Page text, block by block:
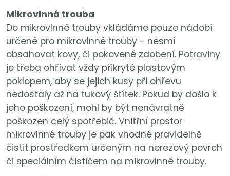
Mikrovlnná trouba
Do mikrovlnné trouby vkládáme pouze nádobí
určené pro mikrovlnné trouby - nesmí
obsahovat kovy, či pokovené zdobení. Potraviny
je třeba ohřívat vždy přikryté plastovým
poklopem, aby se jejich kusy při ohřevu
nedostaly až na tukový štítek. Pokud by došlo k
jeho poškození, mohl by být nenávratně
poškozen celý spotřebič. Vnitřní prostor
mikrovlnné trouby je pak vhodné pravidelně
čistit prostředkem určeným na nerezový povrch
či speciálním čističem na mikrovlnné trouby.